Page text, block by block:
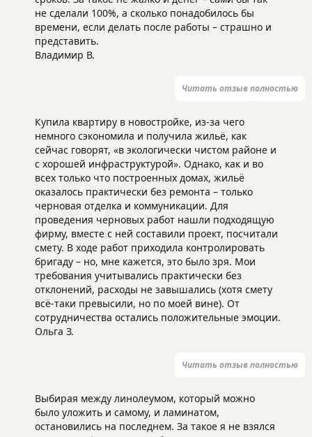
не сделали 100%, а сколько понадобилось бы
времени, если делать после работы – страшно и
представить.
Владимир В.
Читать отзыв полностью
Купила квартиру в новостройке, из-за чего
немного сэкономила и получила жильё, как
сейчас говорят, «в экологически чистом районе и
с хорошей инфраструктурой». Однако, как и во
всех только что построенных домах, жильё
оказалось практически без ремонта – только
черновая отделка и коммуникации. Для
проведения черновых работ нашли подходящую
фирму, вместе с ней составили проект, посчитали
смету. В ходе работ приходила контролировать
бригаду – но, мне кажется, это было зря. Мои
требования учитывались практически без
отклонений, расходы не завышались (хотя смету
всё-таки превысили, но по моей вине). От
сотрудничества остались положительные эмоции.
Ольга З.
Читать отзыв полностью
Выбирая между линолеумом, который можно
было уложить и самому, и ламинатом,
остановились на последнем. За такое я не взялся